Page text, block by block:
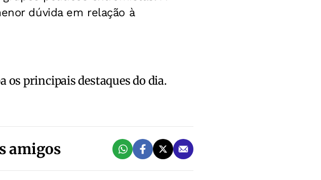
dúvida em relação à
os principais destaques do dia.
amigos